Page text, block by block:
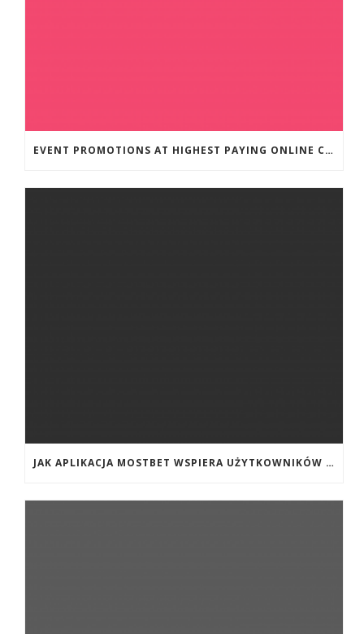
EVENT PROMOTIONS AT HIGHEST PAYING ONLINE CASINOS WITH BEST RTP
JAK APLIKACJA MOSTBET WSPIERA UŻYTKOWNIKÓW ANDROIDA?